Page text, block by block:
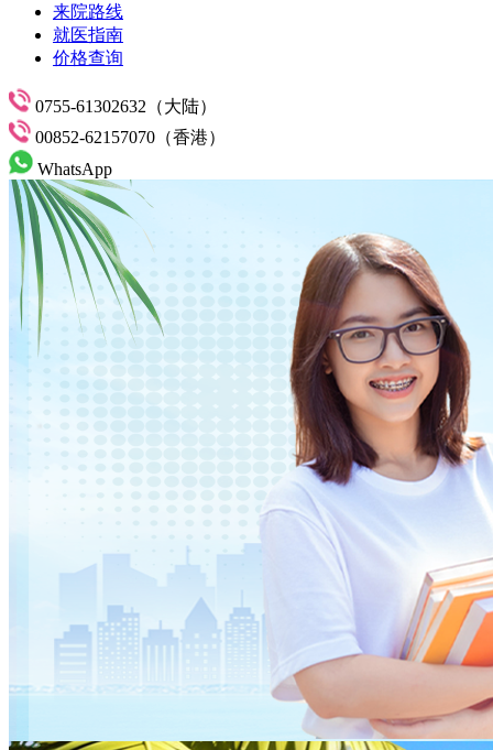
来院路线
就医指南
价格查询
0755-61302632（大陆）
00852-62157070（香港）
WhatsApp